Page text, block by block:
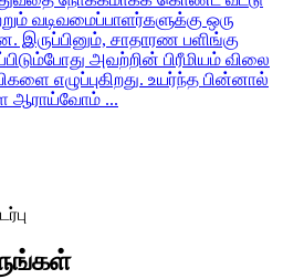
வடிவமைப்பாளர்களுக்கு ஒரு
இருப்பினும், சாதாரண பளிங்கு
அவற்றின் பிரீமியம் விலை
எழுப்புகிறது. உயர்ந்த பின்னால்
ஆராய்வோம் ...